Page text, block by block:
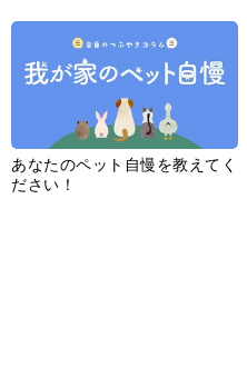
あなたのペット自慢を教えてく
ださい！